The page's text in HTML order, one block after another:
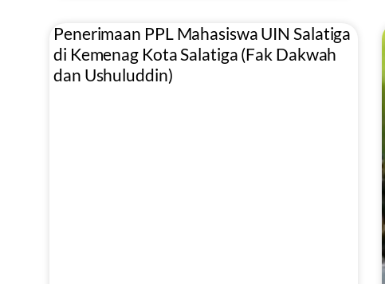
Penerimaan PPL Mahasiswa UIN Salatiga
di Kemenag Kota Salatiga (Fak Dakwah
dan Ushuluddin)